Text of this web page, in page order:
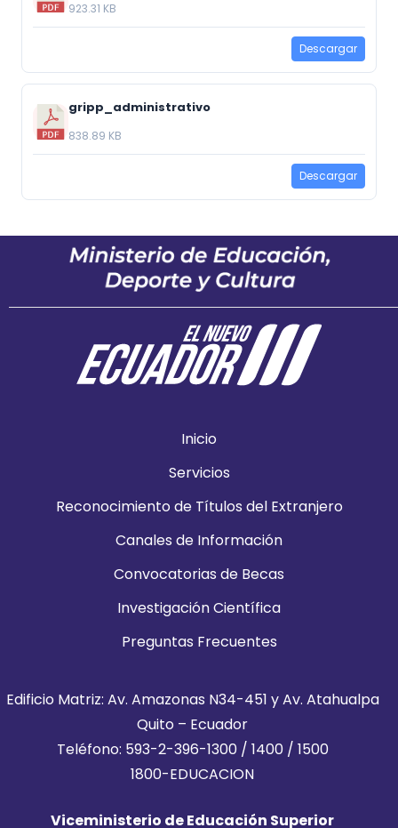
923.31 KB
Descargar
gripp_administrativo
838.89 KB
Descargar
Inicio
Servicios
Reconocimiento de Títulos del Extranjero
Canales de Información
Convocatorias de Becas
Investigación Científica
Preguntas Frecuentes
Edificio Matriz: Av. Amazonas N34-451 y Av. Atahualpa
Quito – Ecuador
Teléfono: 593-2-396-1300 / 1400 / 1500
1800-EDUCACION
Viceministerio de Educación Superior